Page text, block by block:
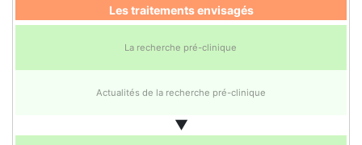
Les traitements envisagés
La recherche pré-clinique
Actualités de la recherche pré-clinique
▼